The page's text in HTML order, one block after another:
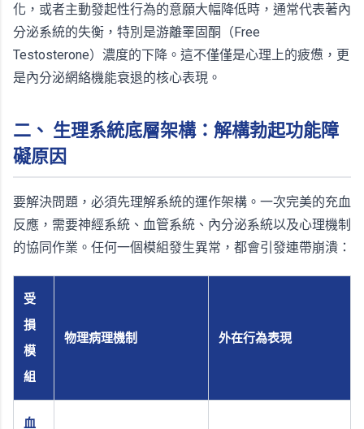
化，或者主動發起性行為的意願大幅降低時，通常代表著內
分泌系統的失衡，特別是游離睪固酮（Free
Testosterone）濃度的下降。這不僅僅是心理上的疲憊，更
是內分泌網絡機能衰退的核心表現。
二、 生理系統底層架構：解構勃起功能障
礙原因
要解決問題，必須先理解系統的運作架構。一次完美的充血
反應，需要神經系統、血管系統、內分泌系統以及心理機制
的協同作業。任何一個模組發生異常，都會引發連帶崩潰：
受
損
模
組
物理病理機制 外在行為表現
血